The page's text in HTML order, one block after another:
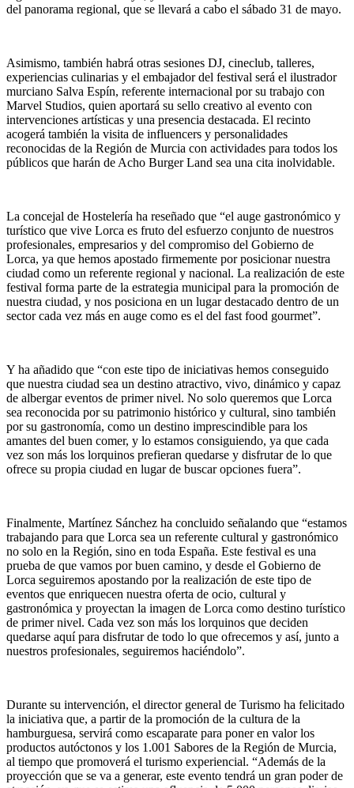
del panorama regional, que se llevará a cabo el sábado 31 de mayo.
Asimismo, también habrá otras sesiones DJ, cineclub, talleres,
experiencias culinarias y el embajador del festival será el ilustrador
murciano Salva Espín, referente internacional por su trabajo con
Marvel Studios, quien aportará su sello creativo al evento con
intervenciones artísticas y una presencia destacada. El recinto
acogerá también la visita de influencers y personalidades
reconocidas de la Región de Murcia con actividades para todos los
públicos que harán de Acho Burger Land sea una cita inolvidable.
La concejal de Hostelería ha reseñado que “el auge gastronómico y
turístico que vive Lorca es fruto del esfuerzo conjunto de nuestros
profesionales, empresarios y del compromiso del Gobierno de
Lorca, ya que hemos apostado firmemente por posicionar nuestra
ciudad como un referente regional y nacional. La realización de este
festival forma parte de la estrategia municipal para la promoción de
nuestra ciudad, y nos posiciona en un lugar destacado dentro de un
sector cada vez más en auge como es el del fast food gourmet”.
Y ha añadido que “con este tipo de iniciativas hemos conseguido
que nuestra ciudad sea un destino atractivo, vivo, dinámico y capaz
de albergar eventos de primer nivel. No solo queremos que Lorca
sea reconocida por su patrimonio histórico y cultural, sino también
por su gastronomía, como un destino imprescindible para los
amantes del buen comer, y lo estamos consiguiendo, ya que cada
vez son más los lorquinos prefieran quedarse y disfrutar de lo que
ofrece su propia ciudad en lugar de buscar opciones fuera”.
Finalmente, Martínez Sánchez ha concluido señalando que “estamos
trabajando para que Lorca sea un referente cultural y gastronómico
no solo en la Región, sino en toda España. Este festival es una
prueba de que vamos por buen camino, y desde el Gobierno de
Lorca seguiremos apostando por la realización de este tipo de
eventos que enriquecen nuestra oferta de ocio, cultural y
gastronómica y proyectan la imagen de Lorca como destino turístico
de primer nivel. Cada vez son más los lorquinos que deciden
quedarse aquí para disfrutar de todo lo que ofrecemos y así, junto a
nuestros profesionales, seguiremos haciéndolo”.
Durante su intervención, el director general de Turismo ha felicitado
la iniciativa que, a partir de la promoción de la cultura de la
hamburguesa, servirá como escaparate para poner en valor los
productos autóctonos y los 1.001 Sabores de la Región de Murcia,
al tiempo que promoverá el turismo experiencial. “Además de la
proyección que se va a generar, este evento tendrá un gran poder de